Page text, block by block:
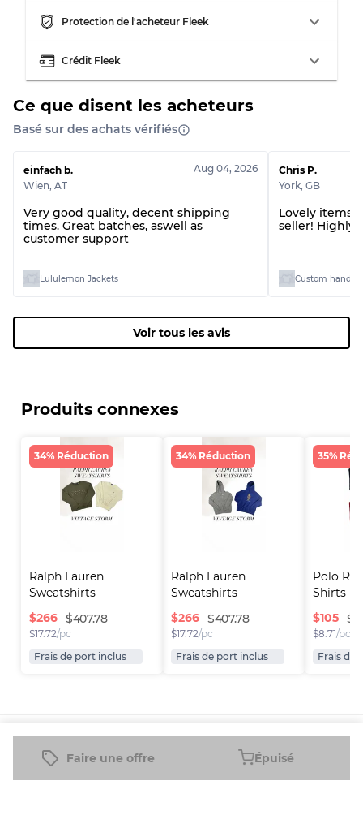
Faire une offre Épuisé
Protection de l'acheteur Fleek
Crédit Fleek
Ce que disent les acheteurs
Basé sur des achats vérifiés
einfach b.
Wien, AT
Aug 04, 2026
Very good quality, decent shipping
times. Great batches, aswell as
customer support
Lululemon Jackets
Chris P.
York, GB
Lovely items!
seller! Highly
Custom
Voir tous les avis
Produits connexes
34% Réduction
Ralph Lauren
Sweatshirts
$266 $407.78
$17.72/pc
Frais de port inclus
34% Réduction
Ralph Lauren
Sweatshirts
$266 $407.78
$17.72/pc
Frais de port inclus
35%
Polo
Shirts
$105
$8.71/pc
Frais de
Plateforme
Entreprise